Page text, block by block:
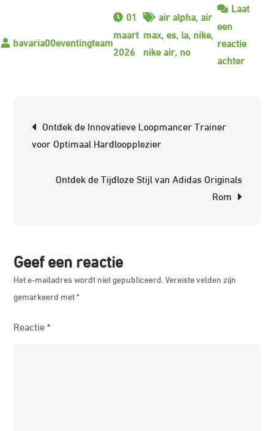
01
maart
2026
air alpha, air
max, es, la, nike,
nike air, no
Laat
een
reactie
achterop
Ontdek de Innovatieve Loopmancer Trainer
voor Optimaal Hardloopplezier
Ontdek de Tijdloze Stijl van Adidas Originals
Rom
Geef een reactie
Het e-mailadres wordt niet gepubliceerd. Vereiste velden zijn
gemarkeerd met*
Reactie*